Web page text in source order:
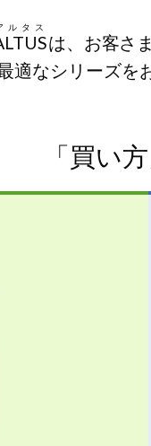
ルタス
は、お客さ
適なシリーズを
「買い